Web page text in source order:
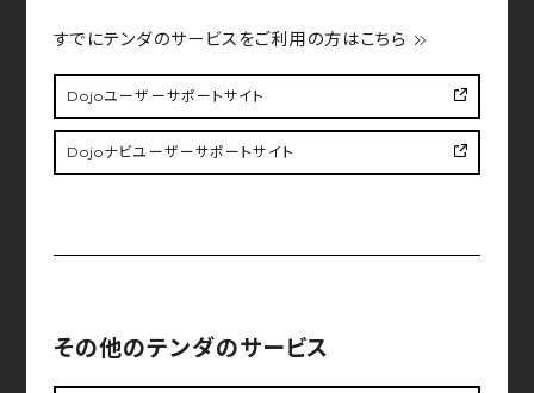
能性があります。あらかじめご了承下さい。
（2）Webビーコンについて
Web ビーコン（「クリアGIF」）とは、Cookie（クッキ
ー）を利用しお客様のコンピュータからのアクセス状
サービス向上等に役立てるために、お客様のアクセス
当社がWebビーコンによって、お客様のお名前、ご住
所、電話番号、メールアドレスといった個人を特定可能
すでにテンダのサービスをご利用の方はこちら
Dojoユーザーサポートサイト
Dojoナビユーザーサポートサイト
その他のテンダのサービス